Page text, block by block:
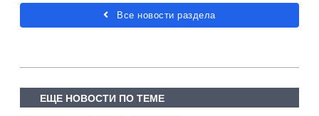
Все новости раздела
ЕЩЕ НОВОСТИ ПО ТЕМЕ